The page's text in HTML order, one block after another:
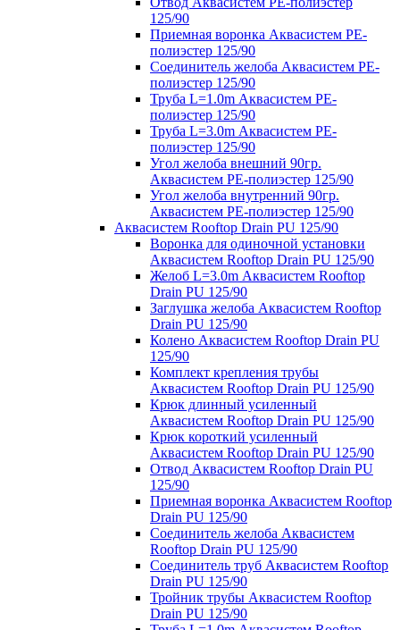
125/90
Приемная воронка Аквасистем PE-
полиэстер 125/90
Соединитель желоба Аквасистем PE-
полиэстер 125/90
Труба L=1.0m Аквасистем PE-
полиэстер 125/90
Труба L=3.0m Аквасистем PE-
полиэстер 125/90
Угол желоба внешний 90гр.
Аквасистем PE-полиэстер 125/90
Угол желоба внутренний 90гр.
Аквасистем PE-полиэстер 125/90
Аквасистем Rooftop Drain PU 125/90
Воронка для одиночной установки
Аквасистем Rooftop Drain PU 125/90
Желоб L=3.0m Аквасистем Rooftop
Drain PU 125/90
Заглушка желоба Аквасистем Rooftop
Drain PU 125/90
Колено Аквасистем Rooftop Drain PU
125/90
Комплект крепления трубы
Аквасистем Rooftop Drain PU 125/90
Крюк длинный усиленный
Аквасистем Rooftop Drain PU 125/90
Крюк короткий усиленный
Аквасистем Rooftop Drain PU 125/90
Отвод Аквасистем Rooftop Drain PU
125/90
Приемная воронка Аквасистем Rooftop
Drain PU 125/90
Соединитель желоба Аквасистем
Rooftop Drain PU 125/90
Соединитель труб Аквасистем Rooftop
Drain PU 125/90
Тройник трубы Аквасистем Rooftop
Drain PU 125/90